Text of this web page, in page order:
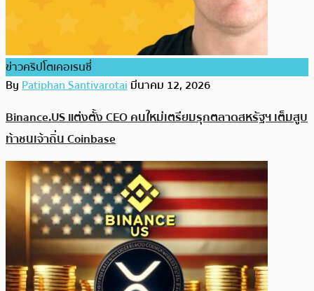
ข่าวคริปโตเคอเรนซี่
ByPatiphan Santivarotaiมีนาคม 12, 2026
Binance.US แต่งตั้ง CEO คนใหม่เตรียมรุกตลาดสหรัฐฯ เต็มสูบ
ท้าชนเจ้าถิ่น Coinbase